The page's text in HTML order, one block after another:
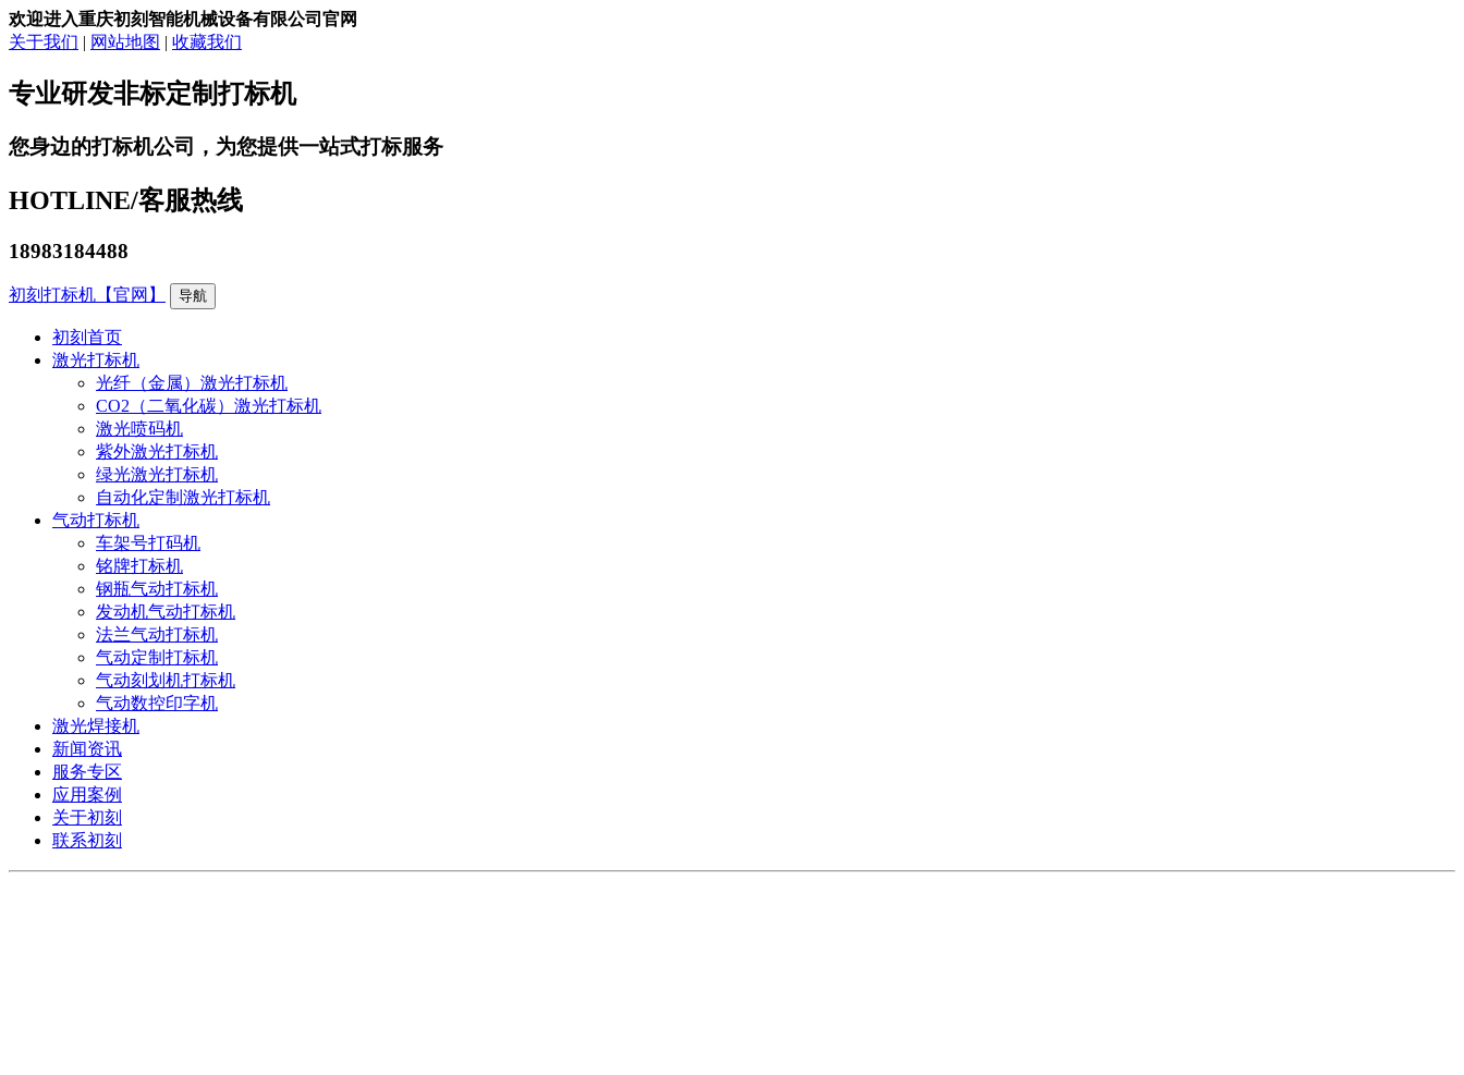
欢迎进入重庆初刻智能机械设备有限公司官网
关于我们 | 网站地图 | 收藏我们
专业研发非标定制打标机
您身边的打标机公司，为您提供一站式打标服务
HOTLINE/客服热线
18983184488
初刻打标机【官网】 导航
初刻首页
激光打标机
光纤（金属）激光打标机
CO2（二氧化碳）激光打标机
激光喷码机
紫外激光打标机
绿光激光打标机
自动化定制激光打标机
气动打标机
车架号打码机
铭牌打标机
钢瓶气动打标机
发动机气动打标机
法兰气动打标机
气动定制打标机
气动刻划机打标机
气动数控印字机
激光焊接机
新闻资讯
服务专区
应用案例
关于初刻
联系初刻